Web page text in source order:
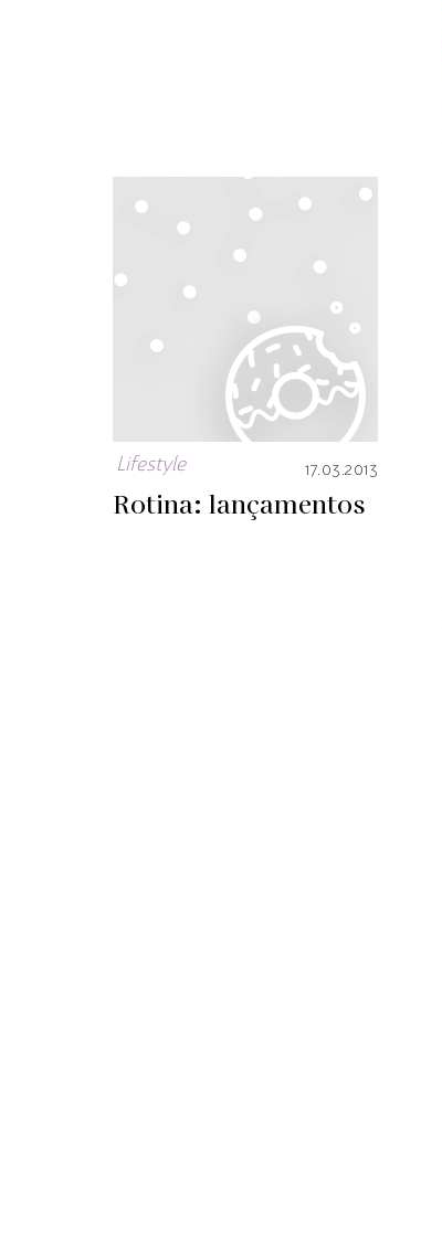
Lifestyle 17.03.2013
Rotina: lançamentos